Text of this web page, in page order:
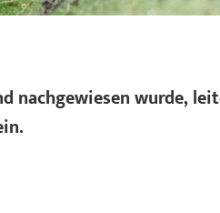
nachgewiesen wurde,